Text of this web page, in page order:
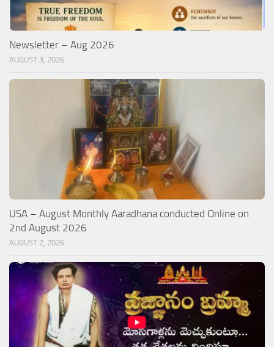
Newsletter – Aug 2026
AUGUST 3, 2026
USA – August Monthly Aaradhana conducted Online on
2nd August 2026
AUGUST 2, 2026